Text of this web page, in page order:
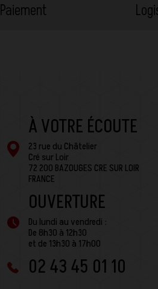
Paiement
À VOTRE ÉCOUTE
23 rue du Châtelier
Cré sur Loir
72 200 BAZOUGES CRE SUR LOIR
FRANCE
OUVERTURE
Du lundi au vendredi :
De 8h30 à 12h30
et de 13h30 à 17h00
02 43 45 01 10